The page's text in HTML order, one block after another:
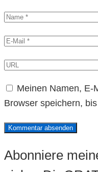
Meinen Namen, E-
Browser speichern,
Abonniere